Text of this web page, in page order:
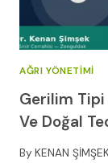
AĞRI YÖNETIMI
Gerilim Tipi
Ve Doğal
By KENAN